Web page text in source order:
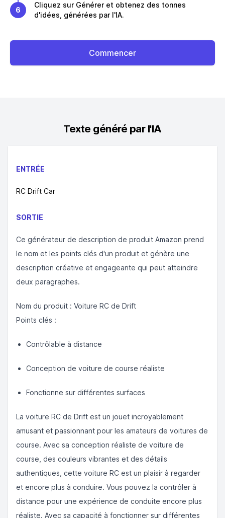
6
Cliquez sur Générer et obtenez des tonnes
d'idées, générées par l'IA.
Commencer
Texte généré par l'IA
ENTRÉE
RC Drift Car
SORTIE
Ce générateur de description de produit Amazon prend
le nom et les points clés d'un produit et génère une
description créative et engageante qui peut atteindre
deux paragraphes.
Nom du produit : Voiture RC de Drift
Points clés :
Contrôlable à distance
Conception de voiture de course réaliste
Fonctionne sur différentes surfaces
La voiture RC de Drift est un jouet incroyablement
amusant et passionnant pour les amateurs de voitures de
course. Avec sa conception réaliste de voiture de
course, des couleurs vibrantes et des détails
authentiques, cette voiture RC est un plaisir à regarder
et encore plus à conduire. Vous pouvez la contrôler à
distance pour une expérience de conduite encore plus
réaliste. Avec sa capacité à fonctionner sur différentes